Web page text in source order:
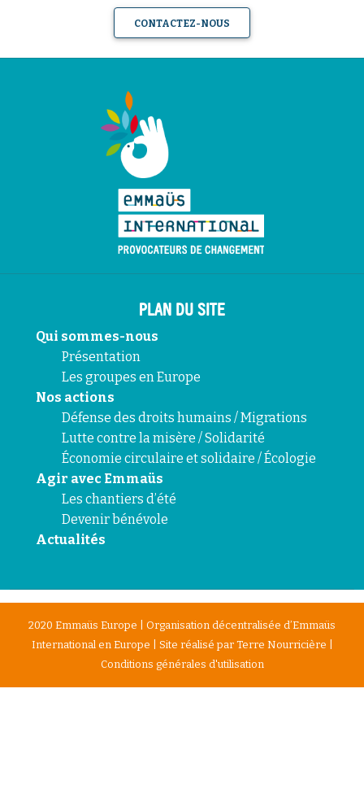
CONTACTEZ-NOUS
PLAN DU SITE
Qui sommes-nous
Présentation
Les groupes en Europe
Nos actions
Défense des droits humains / Migrations
Lutte contre la misère / Solidarité
Économie circulaire et solidaire / Écologie
Agir avec Emmaüs
Les chantiers d’été
Devenir bénévole
Actualités
2020 Emmaüs Europe | Organisation décentralisée d’Emmaüs
International en Europe | Site réalisé par Terre Nourricière
Conditions générales d'utilisation